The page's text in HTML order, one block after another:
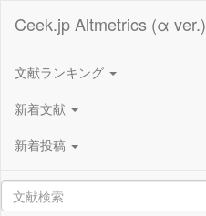
Ceek.jp Altmetrics (α ver.)
文献ランキング
新着文献
新着投稿